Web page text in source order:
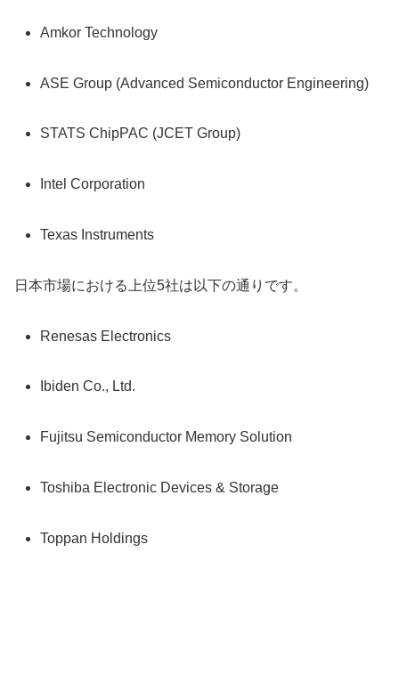
Amkor Technology
ASE Group (Advanced Semiconductor Engineering)
STATS ChipPAC (JCET Group)
Intel Corporation
Texas Instruments
日本市場における上位5社は以下の通りです。
Renesas Electronics
Ibiden Co., Ltd.
Fujitsu Semiconductor Memory Solution
Toshiba Electronic Devices & Storage
Toppan Holdings